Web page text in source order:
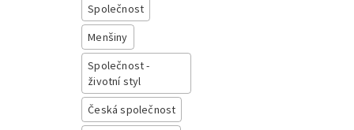
Společnost
Menšiny
Společnost -
životní styl
Česká společnost